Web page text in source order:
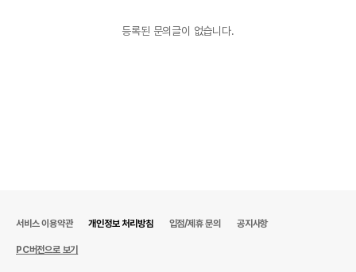
등록된 문의글이 없습니다.
서비스 이용약관 개인정보 처리방침 입점/제휴 문의 공지사항
PC버전으로 보기